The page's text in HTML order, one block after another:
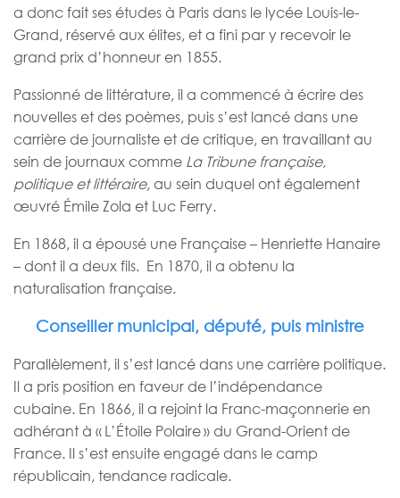
a donc fait ses études à Paris dans le lycée Louis-le-
Grand, réservé aux élites, et a fini par y recevoir le
grand prix d’honneur en 1855.
Passionné de littérature, il a commencé à écrire des
nouvelles et des poèmes, puis s’est lancé dans une
carrière de journaliste et de critique, en travaillant au
sein de journaux comme La Tribune française,
politique et littéraire, au sein duquel ont également
œuvré Émile Zola et Luc Ferry.
En 1868, il a épousé une Française – Henriette Hanaire
– dont il a deux fils. En 1870, il a obtenu la
naturalisation française.
Conseiller municipal, député, puis ministre
Parallèlement, il s’est lancé dans une carrière politique.
Il a pris position en faveur de l’indépendance
cubaine. En 1866, il a rejoint la Franc-maçonnerie en
adhérant à « L’Étoile Polaire » du Grand-Orient de
France. Il s’est ensuite engagé dans le camp
républicain, tendance radicale.